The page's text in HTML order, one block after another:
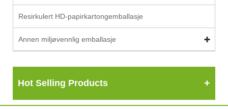
Resirkulert HD-papirkartongemballasje
Annen miljøvennlig emballasje
Hot Selling Products